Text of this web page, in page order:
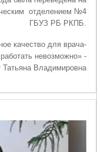
отделением №4
ГБУЗ РБ РКПБ.
качество для врача-
невозможно» -
Татьяна Владимировна